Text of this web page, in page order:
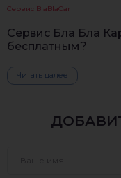
Сервис BlaBlaCar
Сервис Бла Бла
бесплатным?
Читать далее